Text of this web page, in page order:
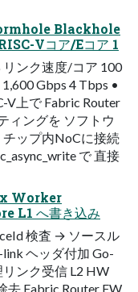
Blackhole
Vコア/Eコア 1
リンク速度/コア 100
Gbps 4 Tbps •
V上で Fabric Router
ィングを ソフトウ
チップ内NoCに接続
で 直接
Worker
L1 へ書き込み
検査 → ソースル
ヘッダ付加 Go-
ンク受信 L2 HW
去 Fabric Router FW